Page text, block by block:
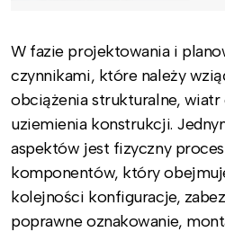
W fazie projektowania i
czynnikami, które należy
obciążenia strukturalne,
uziemienia konstrukcji.
aspektów jest fizyczny
komponentów, który
kolejności konfiguracje,
poprawne oznakowanie,